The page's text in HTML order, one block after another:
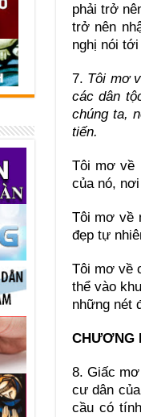
phải trở
trở nên
nghị nói
7. Tôi mơ
các dân
chúng ta,
tiến.
Tôi mơ về
của nó,
Tôi mơ về
đẹp tự
Tôi mơ về
thể vào
những nét
CHƯƠNG
8. Giấc
cư dân
cầu có